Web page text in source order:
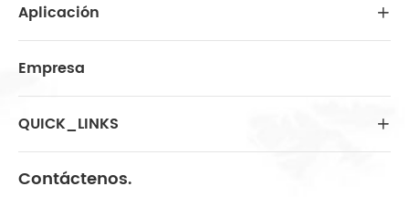
Aplicación 
Empresa
QUICK_LINKS 
Contáctenos.